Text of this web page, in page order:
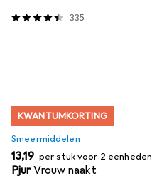
335
KWANTUMKORTING
Smeermiddelen
EUR
13,19 per stuk voor 2 eenheden
PjurVrouw naakt